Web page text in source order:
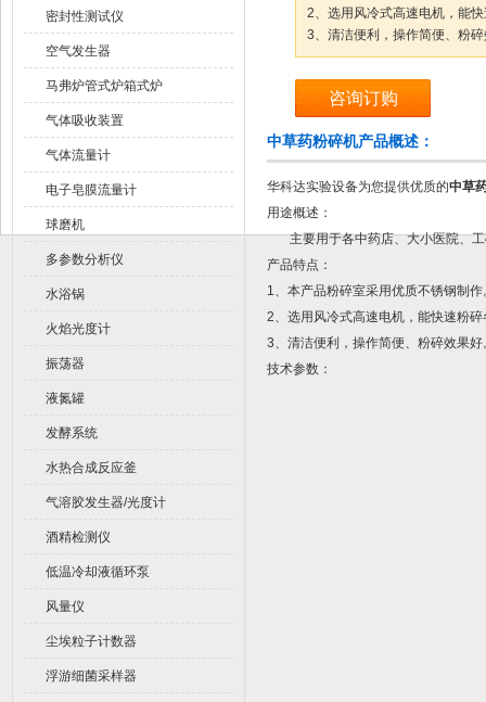
密封性测试仪
空气发生器
马弗炉管式炉箱式炉
气体吸收装置
气体流量计
电子皂膜流量计
球磨机
多参数分析仪
水浴锅
火焰光度计
振荡器
液氮罐
发酵系统
水热合成反应釜
气溶胶发生器/光度计
酒精检测仪
低温冷却液循环泵
风量仪
尘埃粒子计数器
浮游细菌采样器
2、选用风冷式高速电机，能
3、清洁便利，操作简便、粉
咨询订购
中草药粉碎机产品概述：
华科达实验设备为您提供优质的中草
用途概述：
主要用于各中药店、大小医院、工
产品特点：
1、本产品粉碎室采用优质不锈钢制作
2、选用风冷式高速电机，能快速粉
3、清洁便利，操作简便、粉碎效果好
技术参数：